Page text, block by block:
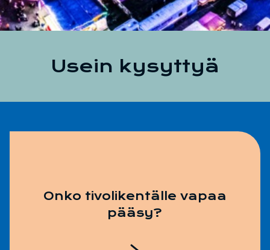
Usein kysyttyä
Onko tivolikentälle vapaa
pääsy?